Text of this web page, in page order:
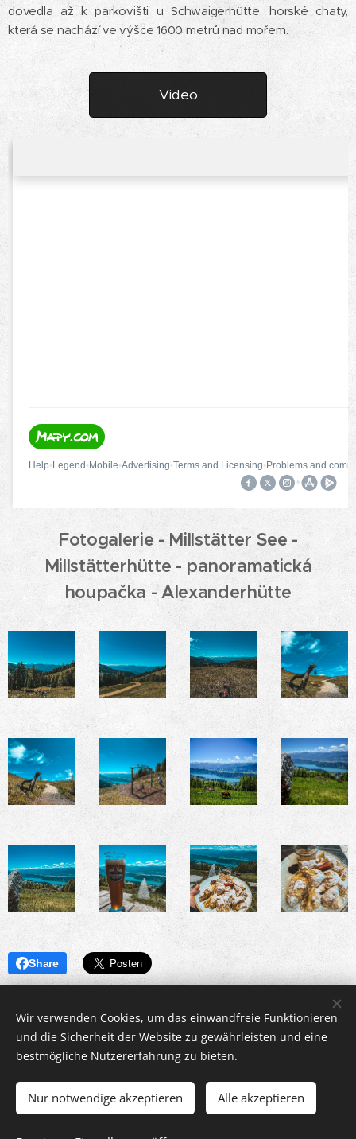
dovedla až k parkovišti u Schwaigerhütte, horské chaty,
která se nachází ve výšce 1600 metrů nad mořem.
Video
Fotogalerie - Millstätter See -
Millstätterhütte - panoramatická
houpačka - Alexanderhütte
Share
Appartement Marek | 2023-25
Ein unvergesslicher Urlaub in Kärnten
Cookies
Wir verwenden Cookies, um das einwandfreie Funktionieren
und die Sicherheit der Website zu gewährleisten und eine
bestmögliche Nutzererfahrung zu bieten.
Nur notwendige akzeptieren Alle akzeptieren